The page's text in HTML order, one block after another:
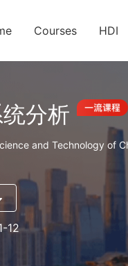
Courses HDI
分析
and Technology of
12